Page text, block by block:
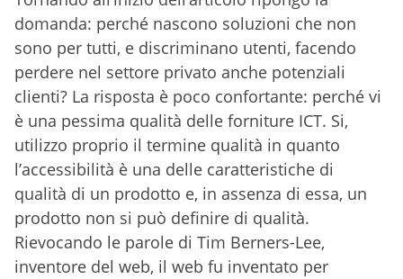
domanda: perché nascono soluzioni che non
sono per tutti, e discriminano utenti, facendo
perdere nel settore privato anche potenziali
clienti? La risposta è poco confortante: perché vi
è una pessima qualità delle forniture ICT. Si,
utilizzo proprio il termine qualità in quanto
l’accessibilità è una delle caratteristiche di
qualità di un prodotto e, in assenza di essa, un
prodotto non si può definire di qualità.
Rievocando le parole di Tim Berners-Lee,
inventore del web, il web fu inventato per